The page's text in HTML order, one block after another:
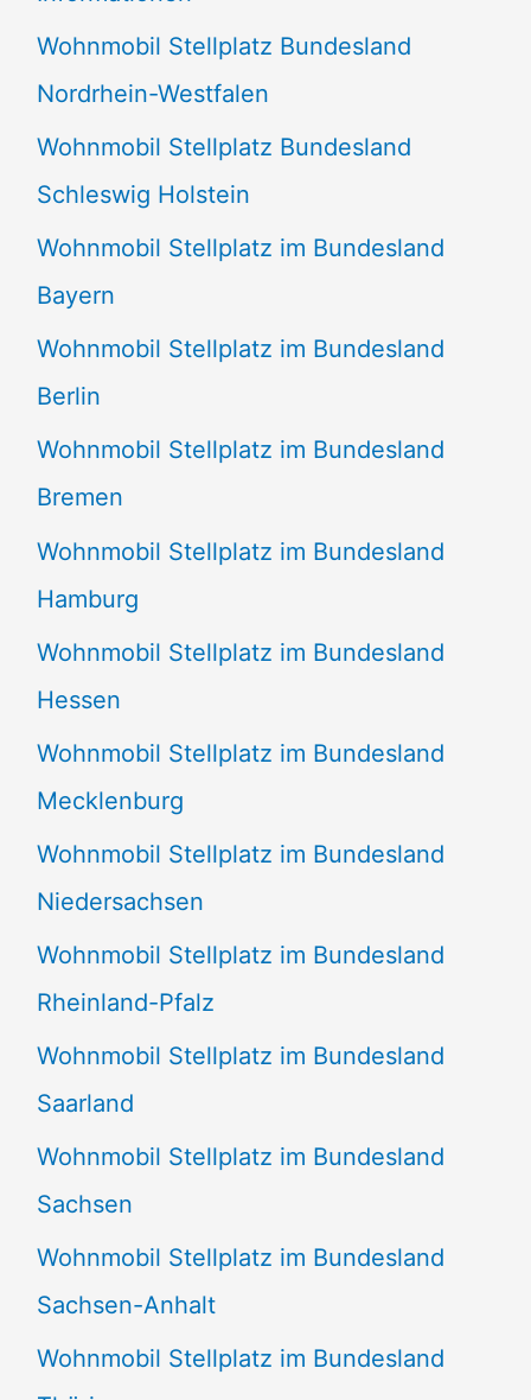
n
n
a
c
h
:
Wohnmobil Stellplatz Bundesland
Nordrhein-Westfalen
Wohnmobil Stellplatz Bundesland
Schleswig Holstein
Wohnmobil Stellplatz im Bundesland
Bayern
Wohnmobil Stellplatz im Bundesland
Berlin
Wohnmobil Stellplatz im Bundesland
Bremen
Wohnmobil Stellplatz im Bundesland
Hamburg
Wohnmobil Stellplatz im Bundesland
Hessen
Wohnmobil Stellplatz im Bundesland
Mecklenburg
Wohnmobil Stellplatz im Bundesland
Niedersachsen
Wohnmobil Stellplatz im Bundesland
Rheinland-Pfalz
Wohnmobil Stellplatz im Bundesland
Saarland
Wohnmobil Stellplatz im Bundesland
Sachsen
Wohnmobil Stellplatz im Bundesland
Sachsen-Anhalt
Wohnmobil Stellplatz im Bundesland